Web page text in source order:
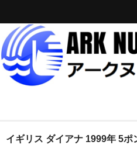
ホーム
イギリス ダイアナ 1999年 5ポ